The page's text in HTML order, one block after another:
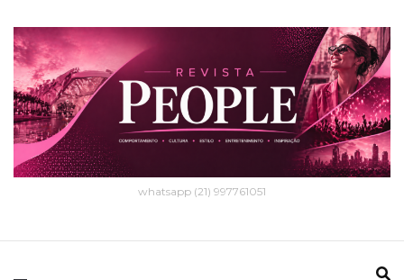
whatsapp (21) 997761051